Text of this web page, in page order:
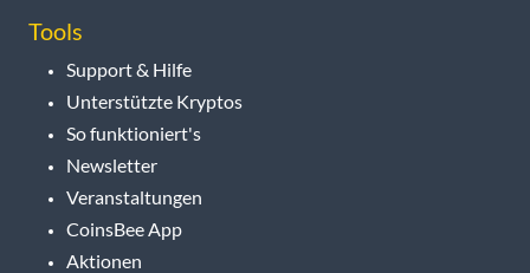
Tools
Support & Hilfe
Unterstützte Kryptos
So funktioniert's
Newsletter
Veranstaltungen
CoinsBee App
Aktionen